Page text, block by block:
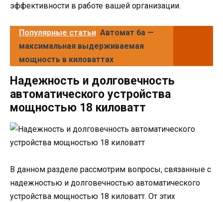
эффективности в работе вашей организации.
Популярные статьи Автомат 6а —
максимальная выдерживаемая
мощность в киловаттах
Надежность и долговечность
автоматического устройства
мощностью 18 киловатт
В данном разделе рассмотрим вопросы, связанные с
надежностью и долговечностью автоматического
устройства мощностью 18 киловатт. От этих